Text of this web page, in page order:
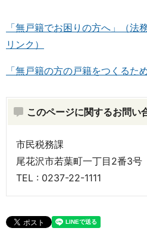
「無戸籍でお困りの方へ」（法
リンク）
「無戸籍の方の戸籍をつくるた
このページに関するお問い
市民税務課
尾花沢市若葉町一丁目2番3号
TEL : 0237-22-1111